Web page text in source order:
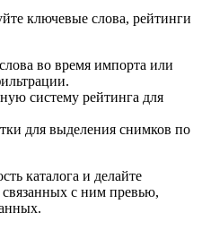
ключевые слова, рейтинги
во время импорта или
систему рейтинга для
для выделения снимков по
каталога и делайте
с ним превью,